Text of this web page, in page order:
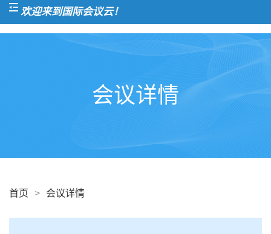
欢迎来到国际会议云！
会议详情
首页 > 会议详情